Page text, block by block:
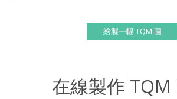
繪製一幅 TQM 圖
在線製作 TQM